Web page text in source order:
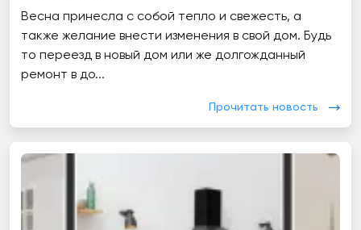
Весна принесла с собой тепло и свежесть, а
также желание внести изменения в свой дом. Будь
то переезд в новый дом или же долгожданный
ремонт в до...
Прочитать новость